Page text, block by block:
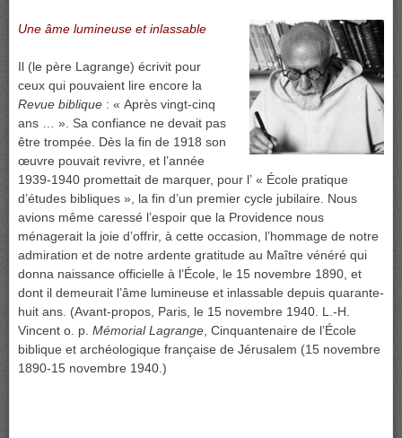
Une âme lumineuse et inlassable
Il (le père Lagrange) écrivit pour
ceux qui pouvaient lire encore la
Revue biblique : « Après vingt-cinq
ans … ». Sa confiance ne devait pas
être trompée. Dès la fin de 1918 son
œuvre pouvait revivre, et l’année
1939-1940 promettait de marquer, pour l’ « École pratique
d’études bibliques », la fin d’un premier cycle jubilaire. Nous
avions même caressé l’espoir que la Providence nous
ménagerait la joie d’offrir, à cette occasion, l’hommage de notre
admiration et de notre ardente gratitude au Maître vénéré qui
donna naissance officielle à l’École, le 15 novembre 1890, et
dont il demeurait l’âme lumineuse et inlassable depuis quarante-
huit ans. (Avant-propos, Paris, le 15 novembre 1940. L.-H.
Vincent o. p. Mémorial Lagrange , Cinquantenaire de l’École
biblique et archéologique française de Jérusalem (15 novembre
1890-15 novembre 1940.)